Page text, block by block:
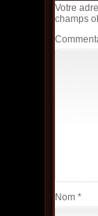
Votre
champs
Nom *